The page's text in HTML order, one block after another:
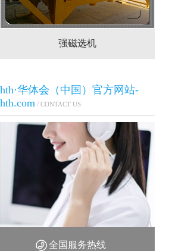
强磁选机
hth·华体会（中国）官方网站-
hth.com / CONTACT US
全国服务热线